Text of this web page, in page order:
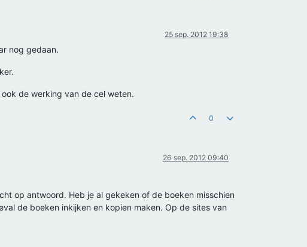
25 sep. 2012 19:38
nog gedaan.
de werking van de cel weten.
0
26 sep. 2012 09:40
op antwoord. Heb je al gekeken of de boeken misschien
de boeken inkijken en kopien maken. Op de sites van